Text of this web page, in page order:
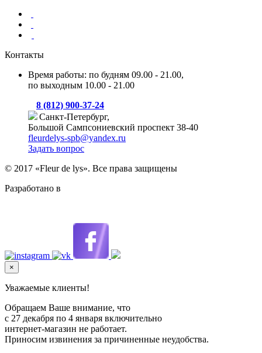
Контакты
Время работы: по будням 09.00 - 21.00,
по выходным 10.00 - 21.00
8 (812) 900-37-24
Санкт-Петербург,
Большой Сампсониевский проспект 38-40
fleurdelys-spb@yandex.ru
Задать вопрос
© 2017 «Fleur de lys». Все права защищены
Разработано в
×
Уважаемые клиенты!
Обращаем Ваше внимание, что
с 27 декабря по 4 января включительно
интернет-магазин не работает.
Приносим извинения за причиненные неудобства.